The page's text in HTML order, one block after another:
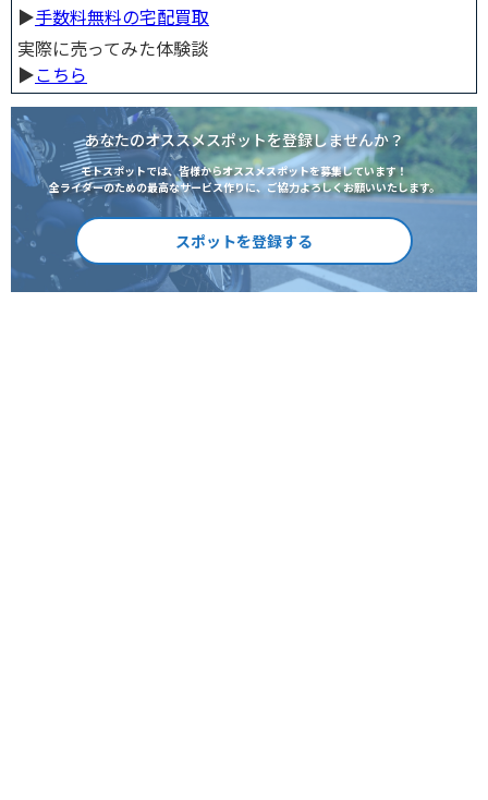
▶︎手数料無料の宅配買取
実際に売ってみた体験談
▶︎こちら
あなたのオススメスポットを登録しませんか？
モトスポットでは、皆様からオススメスポットを募集しています！
全ライダーのための最高なサービス作りに、ご協力よろしくお願いいたします。
スポットを登録する